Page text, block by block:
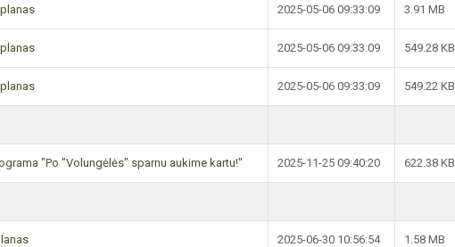
2025-05-06 09:33:09 3.91 MB
2025-05-06 09:33:09 549.28 KB
2025-05-06 09:33:09 549.22 KB
"Po "Volungėlės" sparnu aukime kartu!" 2025-11-25 09:40:20 622.38 KB
2025-06-30 10:56:54 1.58 MB